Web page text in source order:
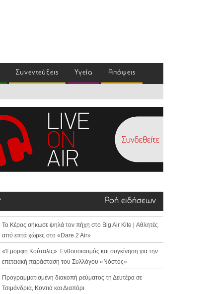
Συνεντεύξεις Υγεία Απόψεις
Ροή ειδήσεων
Το Κέρος σήκωσε ψηλά τον πήχη στο Big Air Kite | Αθλητές
από επτά χώρες στο «Dare 2 Air»
«Έμορφη Κούταλις»: Ενθουσιασμός και συγκίνηση για την
επετειακή παράσταση του Συλλόγου «Νόστος»
Προγραμματισμένη διακοπή ρεύματος τη Δευτέρα σε
Τσιμάνδρια, Κοντιά και Διαπόρι